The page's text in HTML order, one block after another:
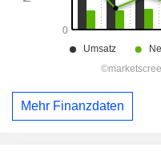
Mehr Finanzdaten